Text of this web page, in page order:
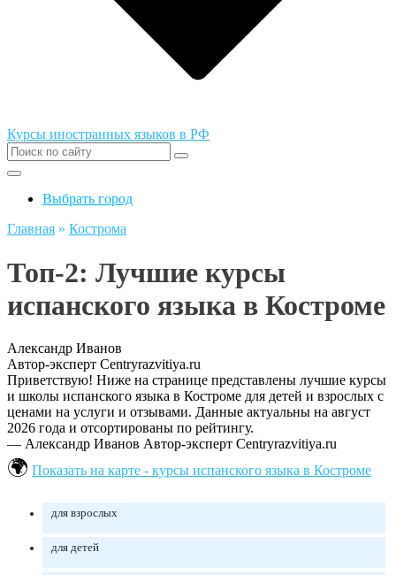
Курсы иностранных языков в РФ
Выбрать город
Главная » Кострома
Топ-2: Лучшие курсы
испанского языка в Костроме
Александр Иванов
Автор-эксперт Centryrazvitiya.ru
Приветствую! Ниже на странице представлены лучшие курсы
и школы испанского языка в Костроме для детей и взрослых с
ценами на услуги и отзывами. Данные актуальны на август
2026 года и отсортированы по рейтингу.
— Александр Иванов Автор-эксперт Centryrazvitiya.ru
Показать на карте - курсы испанского языка в Костроме
для взрослых
для детей